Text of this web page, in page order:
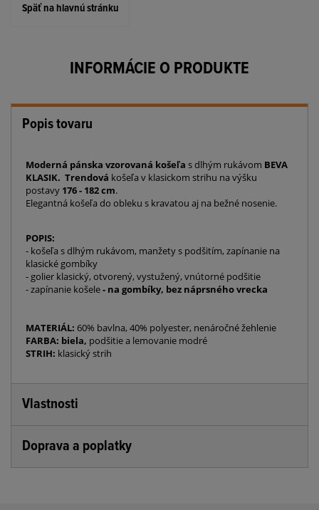
Späť na hlavnú stránku
INFORMÁCIE O PRODUKTE
Popis tovaru
Moderná pánska vzorovaná košeľa s dlhým rukávom BEVA
KLASIK. Trendová košeľa v klasickom strihu na výšku
postavy 176 - 182 cm.
Elegantná košeľa do obleku s kravatou aj na bežné nosenie.
POPIS:
- košeľa s dlhým rukávom, manžety s podšitím, zapínanie na
klasické gombíky
- golier klasický, otvorený, vystužený, vnútorné podšitie
- zapínanie košele- na gombíky, bez náprsného vrecka
MATERIÁL: 60% bavlna, 40% polyester, nenáročné žehlenie
FARBA: biela, podšitie a lemovanie modré
STRIH: klasický strih
Vlastnosti
Doprava a poplatky